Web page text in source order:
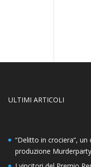
ULTIMI ARTICOLI
“Delitto in crociera”, un
produzione